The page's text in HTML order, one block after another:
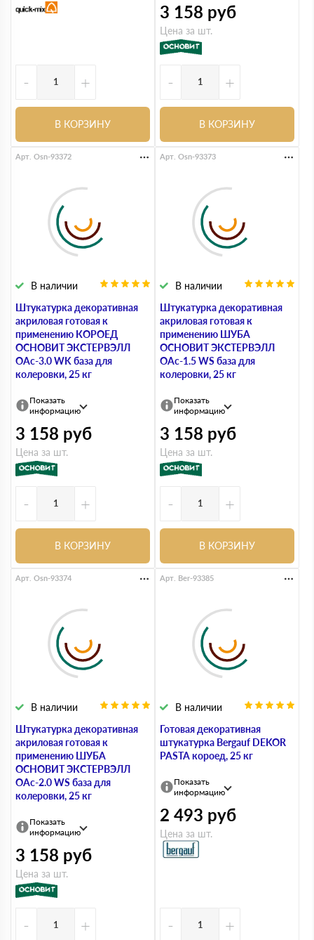
- +
В КОРЗИНУ
3 158 руб
Цена за шт.
- +
В КОРЗИНУ
Штукатурка декоративная
акриловая готовая к
применению КОРОЕД
ОСНОВИТ ЭКСТЕРВЭЛЛ
OAc-3.0 WK база для
колеровки, 25 кг
В наличии
Арт. Osn-93372
Показать
информацию
3 158 руб
Цена за шт.
- +
В КОРЗИНУ
Штукатурка декоративная
акриловая готовая к
применению ШУБА
ОСНОВИТ ЭКСТЕРВЭЛЛ
OAc-1.5 WS база для
колеровки, 25 кг
В наличии
Арт. Osn-93373
Показать
информацию
3 158 руб
Цена за шт.
- +
В КОРЗИНУ
Штукатурка декоративная
акриловая готовая к
применению ШУБА
ОСНОВИТ ЭКСТЕРВЭЛЛ
OAc-2.0 WS база для
колеровки, 25 кг
В наличии
Арт. Osn-93374
Показать
информацию
3 158 руб
Цена за шт.
- +
Готовая декоративная
штукатурка Bergauf DEKOR
PASTA короед, 25 кг
В наличии
Арт. Ber-93385
Показать
информацию
2 493 руб
Цена за шт.
- +